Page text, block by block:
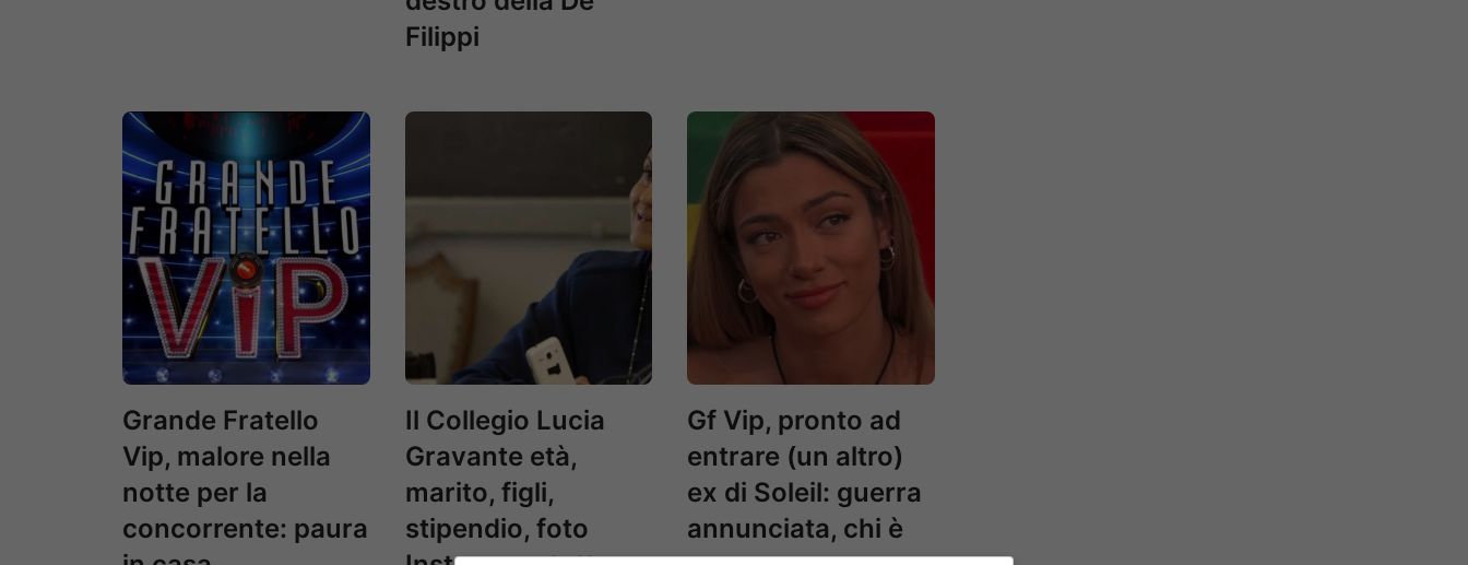
Filippi
Grande Fratello
Vip, malore nella
notte per la
concorrente: paura
Il Collegio Lucia
Gravante età,
marito, figli,
stipendio, foto
Gf Vip, pronto ad
entrare (un altro)
ex di Soleil: guerra
annunciata, chi è